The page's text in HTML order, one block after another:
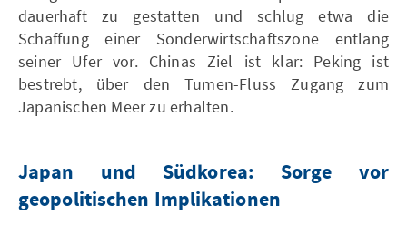
dauerhaft zu gestatten und schlug etwa die
Schaffung einer Sonderwirtschaftszone entlang
seiner Ufer vor. Chinas Ziel ist klar: Peking ist
bestrebt, über den Tumen-Fluss Zugang zum
Japanischen Meer zu erhalten.
Japan und Südkorea: Sorge vor
geopolitischen Implikationen